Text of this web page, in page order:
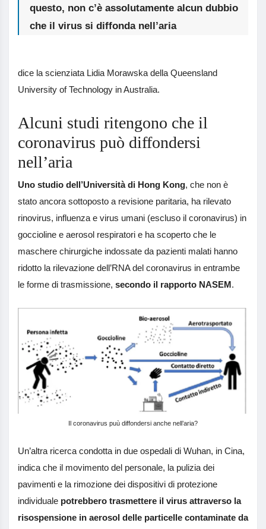
questo, non c’è assolutamente alcun dubbio
che il virus si diffonda nell’aria
dice la scienziata Lidia Morawska della Queensland
University of Technology in Australia.
Alcuni studi ritengono che il
coronavirus può diffondersi
nell’aria
Uno studio dell’Università di Hong Kong, che non è
stato ancora sottoposto a revisione paritaria, ha rilevato
rinovirus, influenza e virus umani (escluso il coronavirus) in
goccioline e aerosol respiratori e ha scoperto che le
maschere chirurgiche indossate da pazienti malati hanno
ridotto la rilevazione dell’RNA del coronavirus in entrambe
le forme di trasmissione, secondo il rapporto NASEM.
Il coronavirus puù diffondersi anche nell’aria?
Un’altra ricerca condotta in due ospedali di Wuhan, in Cina,
indica che il movimento del personale, la pulizia dei
pavimenti e la rimozione dei dispositivi di protezione
individuale potrebbero trasmettere il virus attraverso la
risospensione in aerosol delle particelle contaminate da